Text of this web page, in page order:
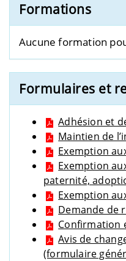
Formations
Aucune formation
Formulaires et
Adhésion et
Maintien de
Exemption
Exemption
paternité,
Exemption
Demande de
Confirmation
Avis de
(formulaire